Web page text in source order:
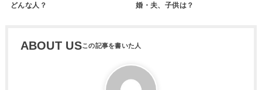
どんな人？
婚・夫、子供は？
ABOUT US